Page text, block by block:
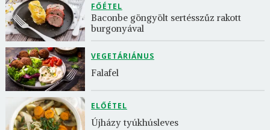
FŐÉTEL
Baconbe göngyölt sertésszűz rakott
burgonyával
VEGETÁRIÁNUS
Falafel
ELŐÉTEL
Újházy tyúkhúsleves